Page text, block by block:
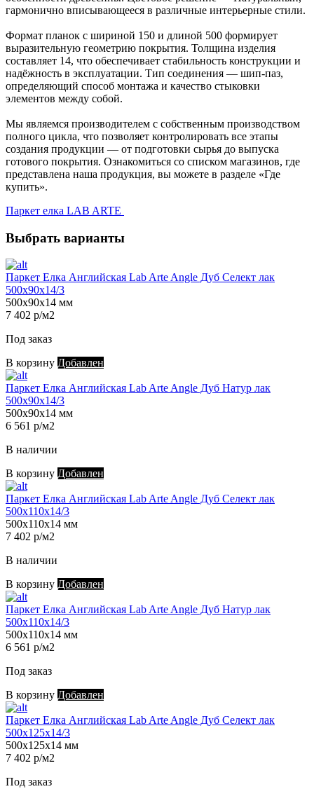
гармонично вписывающееся в различные интерьерные стили.
Формат планок с шириной 150 и длиной 500 формирует
выразительную геометрию покрытия. Толщина изделия
составляет 14, что обеспечивает стабильность конструкции и
надёжность в эксплуатации. Тип соединения — шип-паз,
определяющий способ монтажа и качество стыковки
элементов между собой.
Мы являемся производителем с собственным производством
полного цикла, что позволяет контролировать все этапы
создания продукции — от подготовки сырья до выпуска
готового покрытия. Ознакомиться со списком магазинов, где
представлена наша продукция, вы можете в разделе «Где
купить».
Паркет елка LAB ARTE
Выбрать варианты
Паркет Елка Английская Lab Arte Angle Дуб Селект лак
500х90х14/3
500х90х14 мм
7 402 р/м2
Под заказ
В корзину Добавлен
Паркет Елка Английская Lab Arte Angle Дуб Натур лак
500х90х14/3
500х90х14 мм
6 561 р/м2
В наличии
В корзину Добавлен
Паркет Елка Английская Lab Arte Angle Дуб Селект лак
500х110х14/3
500х110х14 мм
7 402 р/м2
В наличии
В корзину Добавлен
Паркет Елка Английская Lab Arte Angle Дуб Натур лак
500х110х14/3
500х110х14 мм
6 561 р/м2
Под заказ
В корзину Добавлен
Паркет Елка Английская Lab Arte Angle Дуб Селект лак
500х125х14/3
500х125х14 мм
7 402 р/м2
Под заказ